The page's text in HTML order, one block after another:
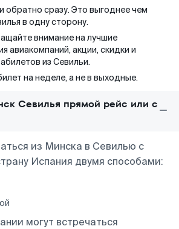
обратно сразу. Это выгоднее чем
в одну сторону.
внимание на лучшие
авиакомпаний, акции, скидки и
из Севильи.
на неделе, а не в выходные.
Севилья прямой рейс или с
из Минска в Севилью с
Испания двумя способами:
могут встречаться